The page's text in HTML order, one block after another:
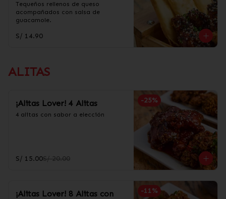
Tequeños rellenos de queso
acompañados con salsa de
guacamole.
S/ 14.90
ALITAS
-25%
¡Alitas Lover! 4 Alitas
4 alitas con sabor a elección
S/ 15.00S/ 20.00
-11%
¡Alitas Lover! 8 Alitas con